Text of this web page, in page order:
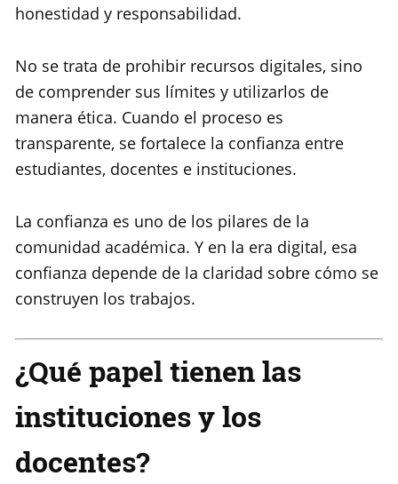
honestidad y responsabilidad.
No se trata de prohibir recursos digitales, sino
de comprender sus límites y utilizarlos de
manera ética. Cuando el proceso es
transparente, se fortalece la confianza entre
estudiantes, docentes e instituciones.
La confianza es uno de los pilares de la
comunidad académica. Y en la era digital, esa
confianza depende de la claridad sobre cómo se
construyen los trabajos.
¿Qué papel tienen las
instituciones y los
docentes?